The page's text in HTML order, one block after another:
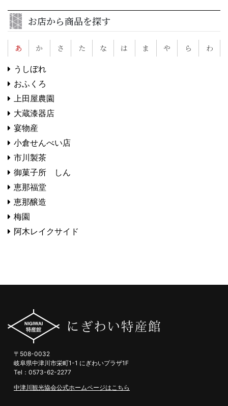
お店から商品を探す
あ か さ た な は ま や ら わ
うしぼれ
おふくろ
上田屋農園
大蔵漆器店
宴物産
小倉せんべい店
市川製茶
御菓子所 しん
恵那福堂
恵那醸造
梅園
阿木レイクサイド
〒508-0032
岐阜県中津川市栄町1-1 にぎわいプラザ1F
Tel：0573-62-2277
中津川観光協会公式ホームページはこちら